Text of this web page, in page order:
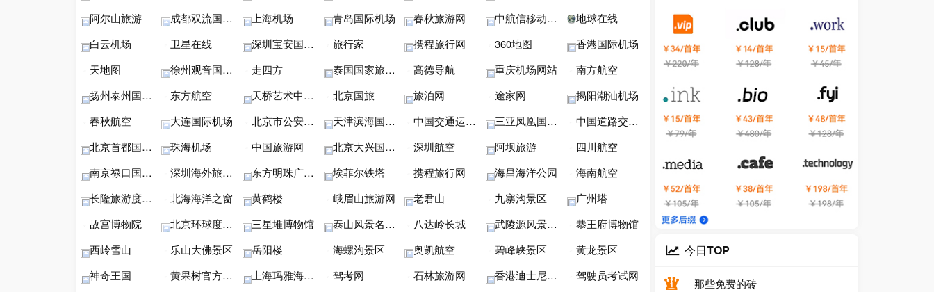
阿尔山旅游
成都双流国际机场 上海机场 青岛国际机场 春秋旅游网 中航信移动科技
地球在线
白云机场
卫星在线 深圳宝安国际机场 旅行家 携程旅行网 360地图
香港国际机场
天地图
徐州观音国际机场 走四方 泰国国家旅游局 高德导航 重庆机场网站
南方航空
扬州泰州国际机场
东方航空 天桥艺术中心123 北京国旅 旅泊网 途家网
揭阳潮汕机场
春秋航空
大连国际机场 北京市公安局公安交通管理局 天津滨海国际机场 中国交通运输部 三亚凤凰国际机场
中国道路交通安全网
北京首都国际机场
珠海机场 中国旅游网 北京大兴国际机场 深圳航空 阿坝旅游
四川航空
南京禄口国际机场
深圳海外旅行社 东方明珠广播电视塔 埃菲尔铁塔 携程旅行网 海昌海洋公园
海南航空
长隆旅游度假区
北海海洋之窗 黄鹤楼 峨眉山旅游网 老君山 九寨沟景区
广州塔
故宫博物院
北京环球度假区 三星堆博物馆 泰山风景名胜区 八达岭长城 武陵源风景名胜区
恭王府博物馆
西岭雪山
乐山大佛景区 岳阳楼 海螺沟景区 奥凯航空 碧峰峡景区
黄龙景区
神奇王国
黄果树官方旅游网 上海玛雅海滩水公园 驾考网 石林旅游网 香港迪士尼乐园
驾驶员考试网
今日TOP
那些免费的砖